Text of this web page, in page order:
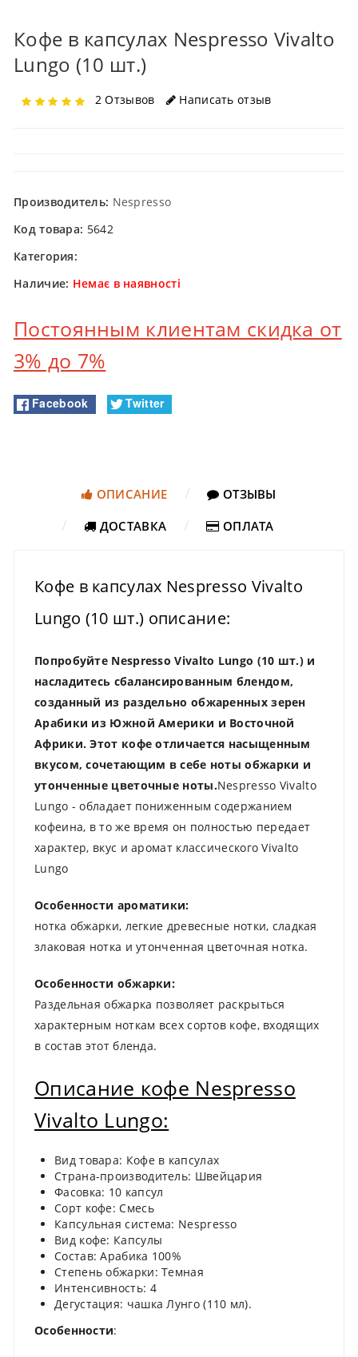
Кофе в капсулах Nespresso Vivalto
Lungo (10 шт.)
2 Отзывов Написать отзыв
Производитель: Nespresso
Код товара: 5642
Категория:
Наличие: Немає в наявності
Постоянным клиентам скидка от
3% до 7%
Facebook Twitter
ОПИСАНИЕ
ОТЗЫВЫ
ДОСТАВКА
ОПЛАТА
Кофе в капсулах Nespresso Vivalto
Lungo (10 шт.) описание:
Попробуйте Nespresso Vivalto Lungo (10 шт.) и
насладитесь сбалансированным блендом,
созданный из раздельно обжаренных зерен
Арабики из Южной Америки и Восточной
Африки. Этот кофе отличается насыщенным
вкусом, сочетающим в себе ноты обжарки и
утонченные цветочные ноты.Nespresso Vivalto
Lungo - обладает пониженным содержанием
кофеина, в то же время он полностью передает
характер, вкус и аромат классического Vivalto
Lungo
Особенности ароматики:
нотка обжарки, легкие древесные нотки, сладкая
злаковая нотка и утонченная цветочная нотка.
Особенности обжарки:
Раздельная обжарка позволяет раскрыться
характерным ноткам всех сортов кофе, входящих
в состав этот бленда.
Описание кофе Nespresso
Vivalto Lungo:
Вид товара: Кофе в капсулах
Страна-производитель: Швейцария
Фасовка: 10 капсул
Сорт кофе: Смесь
Капсульная система: Nespresso
Вид кофе: Капсулы
Состав: Арабика 100%
Степень обжарки: Темная
Интенсивность: 4
Дегустация: чашка Лунго (110 мл).
Особенности: